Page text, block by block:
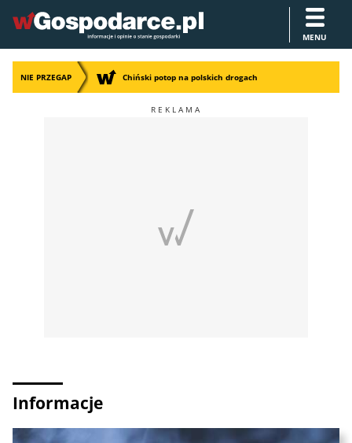
MENU
NIE PRZEGAP Chiński potop na polskich drogach
Informacje